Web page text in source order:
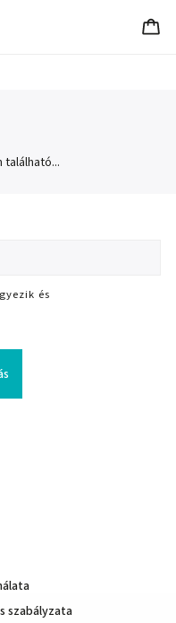
és
szabályzata